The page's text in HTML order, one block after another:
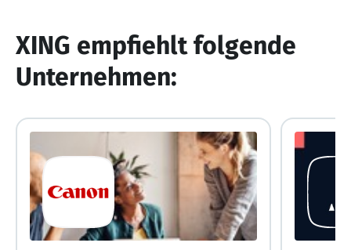
XING empfiehlt folgende
Unternehmen: